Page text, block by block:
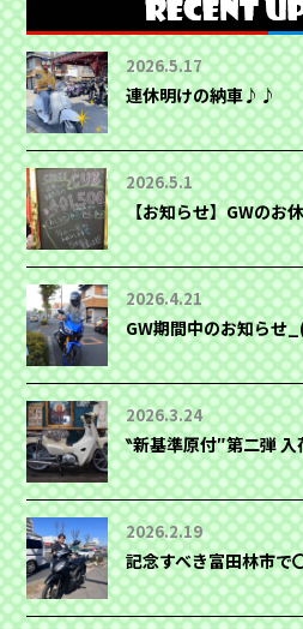
2026.5.17
連休明けの納車♪♪
2026.5.1
【お知らせ】GWのお
2026.4.21
GW期間中のお知らせ
2026.3.24
‶新基準原付″第二弾
2026.2.19
記念すべき富田林市で